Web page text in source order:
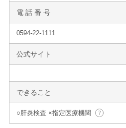
電 話 番 号
0594-22-1111
公式サイト
できること
○肝炎検査 ×指定医療機関